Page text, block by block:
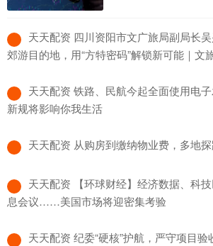
天天配资 四川资阳市文广旅局副局长
郊游目的地，用“方特密码”解锁新可能｜文
天天配资 铁路、民航今起全面使用电
新规将影响你我生活
天天配资 从购房到缴纳物业费，多地
天天配资 【环球财经】经济数据、科
息会议……美国市场将迎密集考验
天天配资 纪委“硬核”护航，严守项目验